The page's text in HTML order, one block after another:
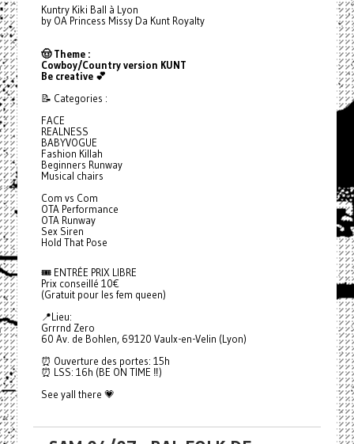
Kuntry Kiki Ball à Lyon
by OA Princess Missy Da Kunt Royalty
🤠 Theme :
Cowboy/Country version KUNT
Be creative 💕
📝 Categories :
FACE
REALNESS
BABYVOGUE
Fashion Killah
Beginners Runway
Musical chairs
Com vs Com
OTA Performance
OTA Runway
Sex Siren
Hold That Pose
🎟️ ENTRÉE PRIX LIBRE
Prix conseillé 10€
(Gratuit pour les fem queen)
📍Lieu:
Grrrnd Zero
60 Av. de Bohlen, 69120 Vaulx-en-Velin (Lyon)
⏰ Ouverture des portes: 15h
⏰ LSS: 16h (BE ON TIME ‼️)
See yall there 💗